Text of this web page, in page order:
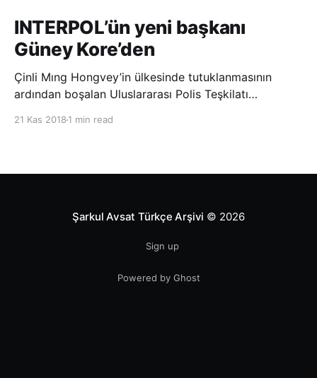
INTERPOL’ün yeni başkanı
Güney Kore’den
Çinli Mıng Hongvey’in ülkesinde tutuklanmasının
ardından boşalan Uluslararası Polis Teşkilatı
21 Kas 2018 1 min read
Şarkul Avsat Türkçe Arşivi © 2026
Sign up
Powered by Ghost